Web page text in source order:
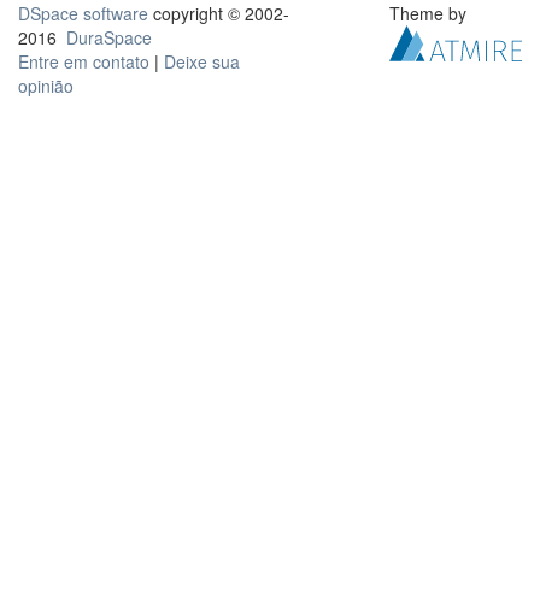
DSpace software copyright © 2002-
2016 DuraSpace
Entre em contato | Deixe sua
opinião
Theme by